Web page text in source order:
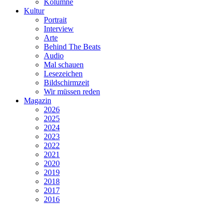
Kolumne
Kultur
Portrait
Interview
Arte
Behind The Beats
Audio
Mal schauen
Lesezeichen
Bildschirmzeit
Wir müssen reden
Magazin
2026
2025
2024
2023
2022
2021
2020
2019
2018
2017
2016